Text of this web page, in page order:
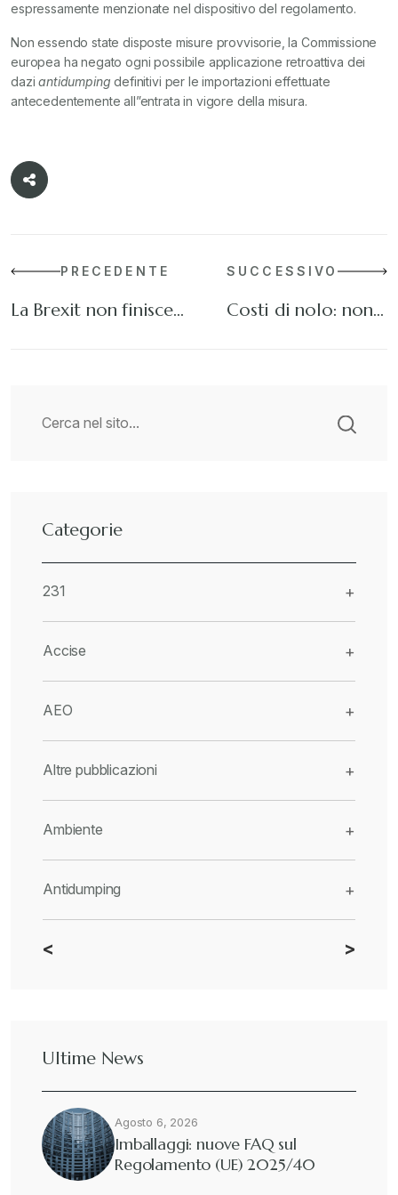
espressamente menzionate nel dispositivo del regolamento.
Non essendo state disposte misure provvisorie, la Commissione
europea ha negato ogni possibile applicazione retroattiva dei
daziantidumpingdefinitivi per le importazioni effettuate
antecedentemente all”entrata in vigore della misura.
PRECEDENTE
La Brexit non finisce…
SUCCESSIVO
Costi di nolo: non…
Categorie
231 +
Accise +
AEO +
Altre pubblicazioni +
Ambiente +
Antidumping +
CBAM +
Deforestazione
Diritto tributario internazionale
< >
Ultime News
Agosto 6, 2026
Imballaggi: nuove FAQ sul
Regolamento (UE) 2025/40